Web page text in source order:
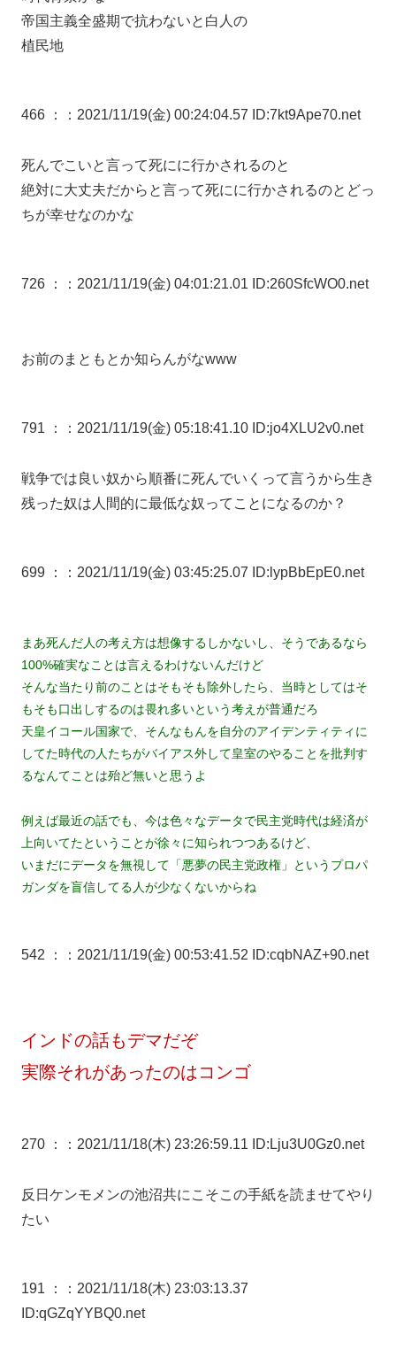
帝国主義全盛期で抗わないと白人の
植民地
466 ： ：2021/11/19(金) 00:24:04.57 ID:7kt9Ape70.net
死んでこいと言って死にに行かされるのと
絶対に大丈夫だからと言って死にに行かされるのとどっ
ちが幸せなのかな
726 ： ：2021/11/19(金) 04:01:21.01 ID:260SfcWO0.net
お前のまともとか知らんがなwww
791 ： ：2021/11/19(金) 05:18:41.10 ID:jo4XLU2v0.net
戦争では良い奴から順番に死んでいくって言うから生き
残った奴は人間的に最低な奴ってことになるのか？
699 ： ：2021/11/19(金) 03:45:25.07 ID:lypBbEpE0.net
まあ死んだ人の考え方は想像するしかないし、そうであるなら
100%確実なことは言えるわけないんだけど
そんな当たり前のことはそもそも除外したら、当時としてはそ
もそも口出しするのは畏れ多いという考えが普通だろ
天皇イコール国家で、そんなもんを自分のアイデンティティに
してた時代の人たちがバイアス外して皇室のやることを批判す
るなんてことは殆ど無いと思うよ
例えば最近の話でも、今は色々なデータで民主党時代は経済が
上向いてたということが徐々に知られつつあるけど、
いまだにデータを無視して「悪夢の民主党政権」というプロパ
ガンダを盲信してる人が少なくないからね
542 ： ：2021/11/19(金) 00:53:41.52 ID:cqbNAZ+90.net
インドの話もデマだぞ
実際それがあったのはコンゴ
270 ： ：2021/11/18(木) 23:26:59.11 ID:Lju3U0Gz0.net
反日ケンモメンの池沼共にこそこの手紙を読ませてやり
たい
191 ：
：2021/11/18(木) 23:03:13.37
ID:qGZqYYBQ0.net